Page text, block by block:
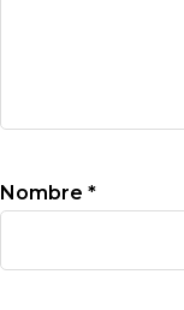
Nombre *